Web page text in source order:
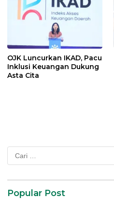
OJK Luncurkan IKAD, Pacu
Inklusi Keuangan Dukung
Asta Cita
Popular Post